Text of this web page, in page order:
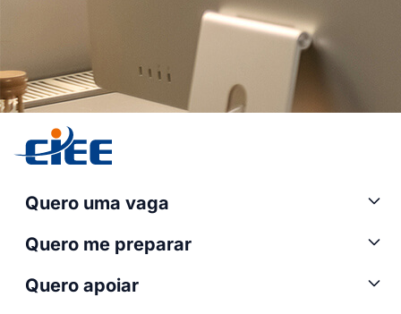
Quero uma vaga
Quero me preparar
Quero apoiar